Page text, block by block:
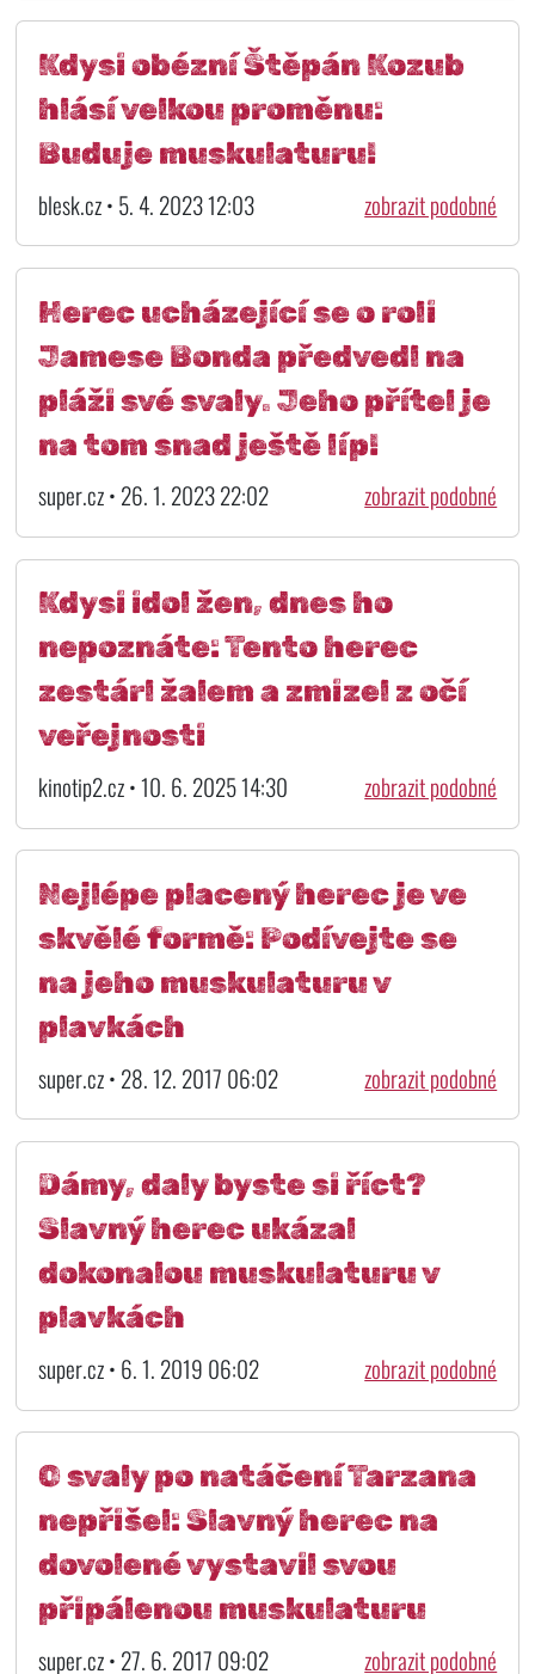
Kdysi obézní Štěpán Kozub
hlásí velkou proměnu:
Buduje muskulaturu!
blesk.cz • 5. 4. 2023 12:03 zobrazit podobné
Herec ucházející se o roli
Jamese Bonda předvedl na
pláži své svaly. Jeho přítel je
na tom snad ještě líp!
super.cz • 26. 1. 2023 22:02 zobrazit podobné
Kdysi idol žen, dnes ho
nepoznáte: Tento herec
zestárl žalem a zmizel z očí
veřejnosti
kinotip2.cz • 10. 6. 2025 14:30 zobrazit podobné
Nejlépe placený herec je ve
skvělé formě: Podívejte se
na jeho muskulaturu v
plavkách
super.cz • 28. 12. 2017 06:02 zobrazit podobné
Dámy, daly byste si říct?
Slavný herec ukázal
dokonalou muskulaturu v
plavkách
super.cz • 6. 1. 2019 06:02 zobrazit podobné
O svaly po natáčení Tarzana
nepřišel: Slavný herec na
dovolené vystavil svou
připálenou muskulaturu
super.cz • 27. 6. 2017 09:02 zobrazit podobné